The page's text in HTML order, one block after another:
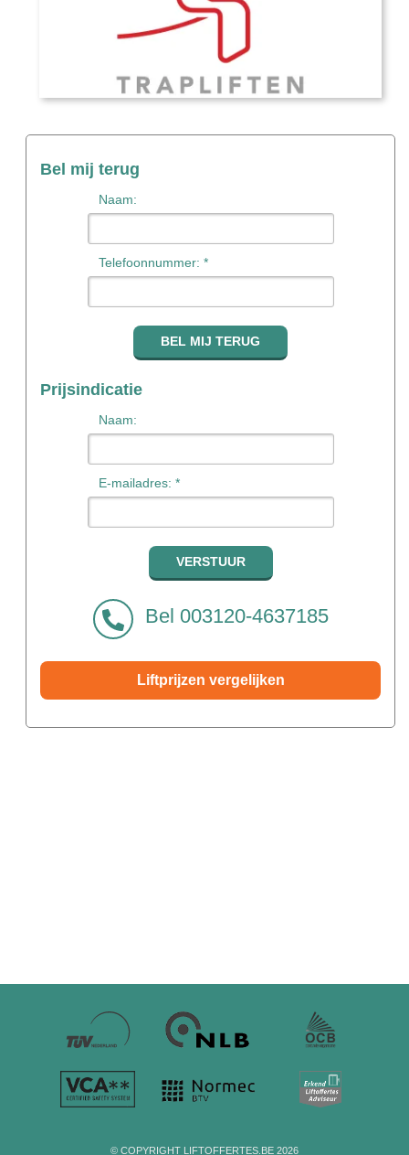
Bel mij terug
Naam:
Telefoonnummer: *
Prijsindicatie
Naam:
E-mailadres: *
Bel 003120-4637185
Liftprijzen vergelijken
© COPYRIGHT LIFTOFFERTES.BE 2026